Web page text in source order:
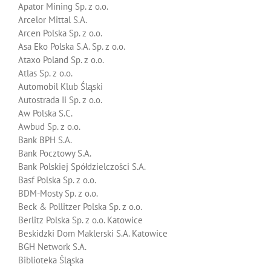
Apator Mining Sp. z o.o.
Arcelor Mittal S.A.
Arcen Polska Sp. z o.o.
Asa Eko Polska S.A. Sp. z o.o.
Ataxo Poland Sp. z o.o.
Atlas Sp. z o.o.
Automobil Klub Śląski
Autostrada Ii Sp. z o.o.
Aw Polska S.C.
Awbud Sp. z o.o.
Bank BPH S.A.
Bank Pocztowy S.A.
Bank Polskiej Spółdzielczości S.A.
Basf Polska Sp. z o.o.
BDM-Mosty Sp. z o.o.
Beck & Pollitzer Polska Sp. z o.o.
Berlitz Polska Sp. z o.o. Katowice
Beskidzki Dom Maklerski S.A. Katowice
BGH Network S.A.
Biblioteka Śląska